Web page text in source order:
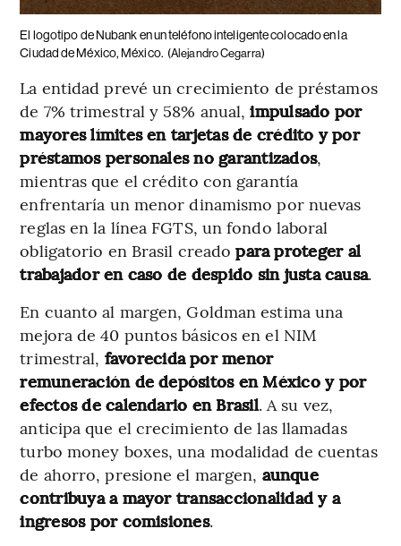
El logotipo de Nubank en un teléfono inteligente colocado en la
Ciudad de México, México. (Alejandro Cegarra)
La entidad prevé un crecimiento de préstamos
de 7% trimestral y 58% anual,impulsado por
mayores límites en tarjetas de crédito y por
préstamos personales no garantizados,
mientras que el crédito con garantía
enfrentaría un menor dinamismo por nuevas
reglas en la línea FGTS, un fondo laboral
obligatorio en Brasil creadopara proteger al
trabajador en caso de despido sin justa causa.
En cuanto al margen, Goldman estima una
mejora de 40 puntos básicos en el NIM
trimestral, favorecida por menor
remuneración de depósitos en México y por
efectos de calendario en Brasil. A su vez,
anticipa que el crecimiento de las llamadas
turbo money boxes, una modalidad de cuentas
de ahorro, presione el margen, aunque
contribuya a mayor transaccionalidad y a
ingresos por comisiones.